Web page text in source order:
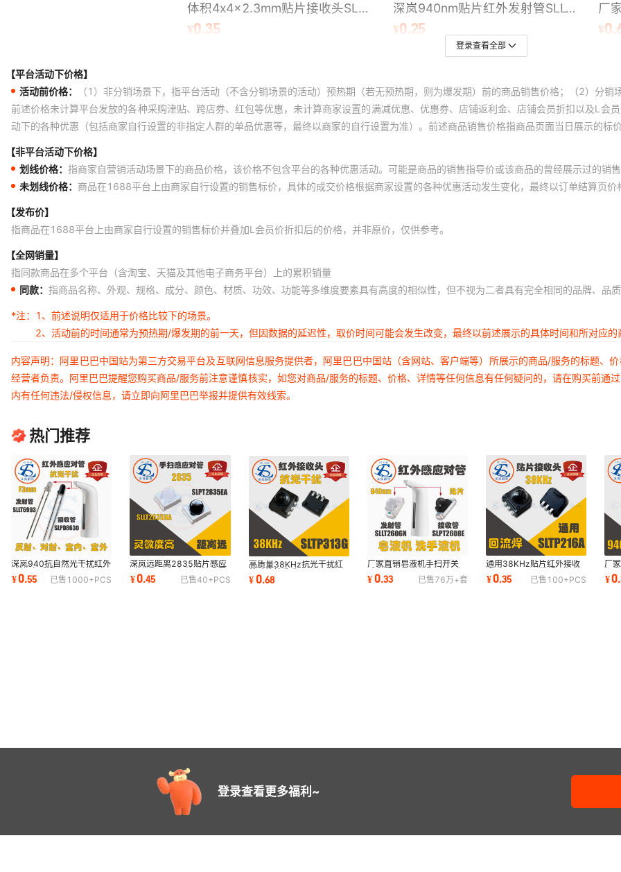
登录查看全部
【平台活动下价格】
活动前价格：
（1）非分销场景下，指平台活动（不含分销场景的活动）预热期（若无预热期，则为爆发期）前的商品销售价格；（2）分
前述价格未计算平台发放的各种采购津贴、跨店券、红包等优惠，未计算商家设置的满减优惠、优惠券、店铺返利金、店铺会员折扣以及L会
动下的各种优惠（包括商家自行设置的非指定人群的单品优惠等，最终以商家的自行设置为准）。前述商品销售价格指商品页面当日展示的
【非平台活动下价格】
划线价格： 指商家自营销活动场景下的商品价格，该价格不包含平台的各种优惠活动。可能是商品的销售指导价或该商品的曾经展示过的销
未划线价格： 商品在1688平台上由商家自行设置的销售标价，具体的成交价格根据商家设置的各种优惠活动发生变化，最终以订单结算页价
【发布价】
指商品在1688平台上由商家自行设置的销售标价并叠加L会员价折扣后的价格，并非原价，仅供参考。
【全网销量】
指同款商品在多个平台（含淘宝、天猫及其他电子商务平台）上的累积销量
同款： 指商品名称、外观、规格、成分、颜色、材质、功效、功能等多维度要素具有高度的相似性，但不视为二者具有完全相同的品牌、品
*注：
1、前述说明仅适用于价格比较下的场景。
2、活动前的时间通常为预热期/爆发期的前一天，但因数据的延迟性，取价时间可能会发生改变，最终以前述展示的具体时间和所对应的
内容声明：阿里巴巴中国站为第三方交易平台及互联网信息服务提供者，阿里巴巴中国站（含网站、客户端等）所展示的商品/服务的标题、
经营者负责。阿里巴巴提醒您购买商品/服务前注意谨慎核实，如您对商品/服务的标题、价格、详情等任何信息有任何疑问的，请在购买前通
内有任何违法/侵权信息，请立即向阿里巴巴举报并提供有效线索。
热门推荐
深岚940抗自然光干扰红外
对管 衰减慢可室内室外使
用手扫感应对管
¥0.55 已售 1000+PCS
深岚远距离2835贴片感应
对管 940nm红外对管高灵
敏度手扫感应开关
¥0.45 已售40+PCS
高质量38KHz抗光干扰红
外贴片接收头SLTP313G
灯具红外遥控接收头
¥0.68
厂家直销皂液机手扫开关
反射感应红外贴片对管 对
射1206红外对管
¥0.33 已售76万+套
通用38KHz贴片红外接收
头SLTP216A 常规可正贴
侧贴红外遥控接收头
¥0.35 已售 100+PCS
厂
红
侧
¥0.
登录查看更多福利~